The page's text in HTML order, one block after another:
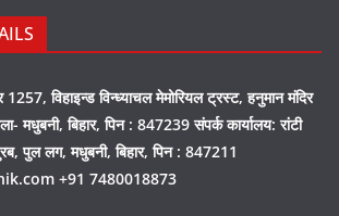
1257, विहाइन्ड विन्ध्याचल मेमोरियल ट्रस्ट, हनुमान मंदिर
मधुबनी, बिहार, पिन : 847239 संपर्क कार्यालय: रांटी
पुल लग, मधुबनी, बिहार, पिन : 847211
+91 7480018873